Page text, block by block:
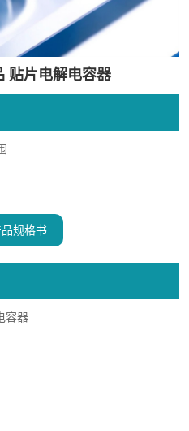
贴片电解电容器
规格书
容器